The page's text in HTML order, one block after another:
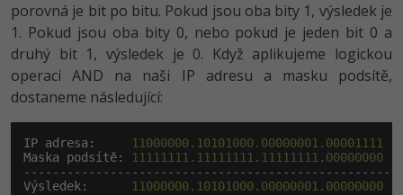
Video
Ostatní
porovná je bit po bitu. Pokud jsou oba bity 1, výsledek je
1. Pokud jsou oba bity 0, nebo pokud je jeden bit 0 a
druhý bit 1, výsledek je 0. Když aplikujeme logickou
operaci AND na naši IP adresu a masku podsítě,
dostaneme následující:
IP adresa: 11000000.10101000.00000001.00001111
Maska podsítě:
11111111.11111111.11111111.00000000
---------------------------------------------------
Výsledek:
11000000.10101000.00000001.00000000